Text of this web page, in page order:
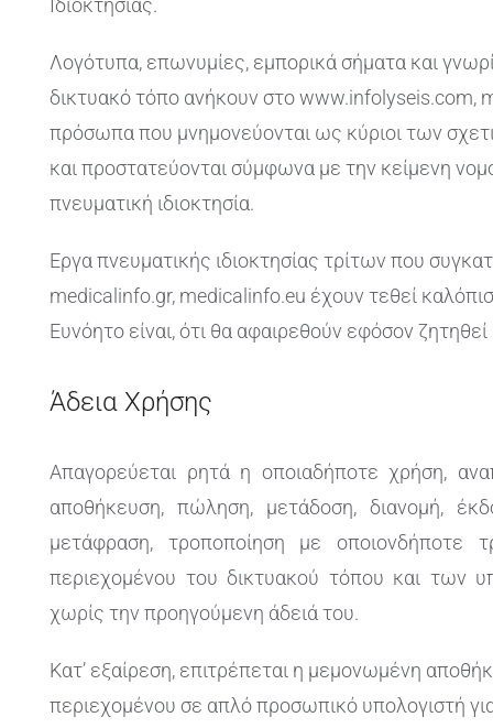
Λογότυπα, επωνυμίες, εμπορικά σήματα και
δικτυακό τόπο ανήκουν στο www.infolyseis.com,
πρόσωπα που μνημονεύονται ως κύριοι των
και προστατεύονται σύμφωνα με την κείμενη
πνευματική ιδιοκτησία.
Εργα πνευματικής ιδιοκτησίας τρίτων που
medicalinfo.gr, medicalinfo.eu έχουν τεθεί
Ευνόητο είναι, ότι θα αφαιρεθούν εφόσον
Άδεια Χρήσης
Απαγορεύεται ρητά η οποιαδήποτε χρήση,
αποθήκευση, πώληση, μετάδοση, διανομή,
μετάφραση, τροποποίηση με οποιονδήποτε
περιεχομένου του δικτυακού τόπου και των
χωρίς την προηγούμενη άδειά του.
Κατ’ εξαίρεση, επιτρέπεται η μεμονωμένη
περιεχομένου σε απλό προσωπικό υπολογιστή